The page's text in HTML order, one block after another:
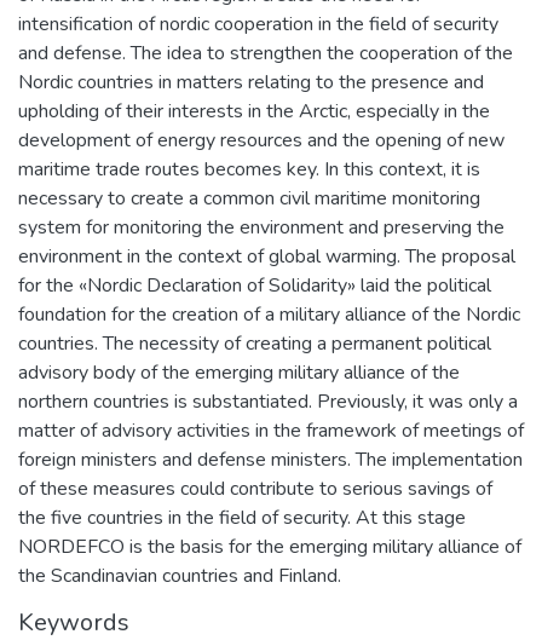
intensification of nordic cooperation in the field of security
and defense. The idea to strengthen the cooperation of the
Nordic countries in matters relating to the presence and
upholding of their interests in the Arctic, especially in the
development of energy resources and the opening of new
maritime trade routes becomes key. In this context, it is
necessary to create a common civil maritime monitoring
system for monitoring the environment and preserving the
environment in the context of global warming. The proposal
for the «Nordic Declaration of Solidarity» laid the political
foundation for the creation of a military alliance of the Nordic
countries. The necessity of creating a permanent political
advisory body of the emerging military alliance of the
northern countries is substantiated. Previously, it was only a
matter of advisory activities in the framework of meetings of
foreign ministers and defense ministers. The implementation
of these measures could contribute to serious savings of
the five countries in the field of security. At this stage
NORDEFCO is the basis for the emerging military alliance of
the Scandinavian countries and Finland.
Keywords